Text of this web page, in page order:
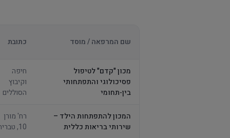
שם המרפאה / מוסד כתובת
מכון "קדם" לטיפול
פסיכולוגי והתפתחותי
בין-תחומי
חיפה
וקיבוץ
הסוללים
המכון להתפתחות הילד –
שירותי בריאות כללית
רח' מורן
10, טבריה